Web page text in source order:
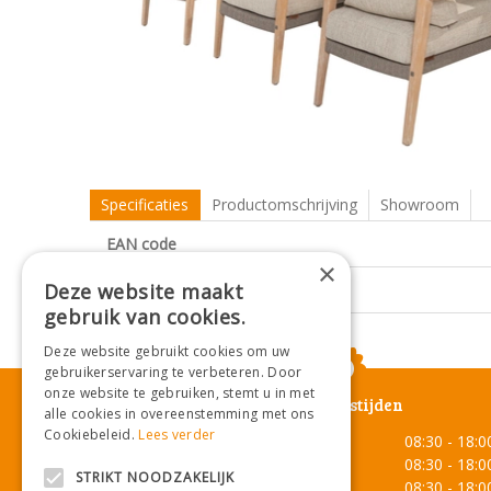
Specificaties
Productomschrijving
Showroom
EAN code
Merk
Openingstijden
Maandag
08:30 -
08:30 -
Woensdag
08:30 -
×
Deze website maakt
gebruik van cookies.
Deze website gebruikt cookies om uw
gebruikerservaring te verbeteren. Door
onze website te gebruiken, stemt u in met
alle cookies in overeenstemming met ons
Cookiebeleid.Lees verder
STRIKT NOODZAKELIJK